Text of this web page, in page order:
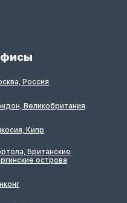
Россия
Великобритания
Кипр
Британские
острова